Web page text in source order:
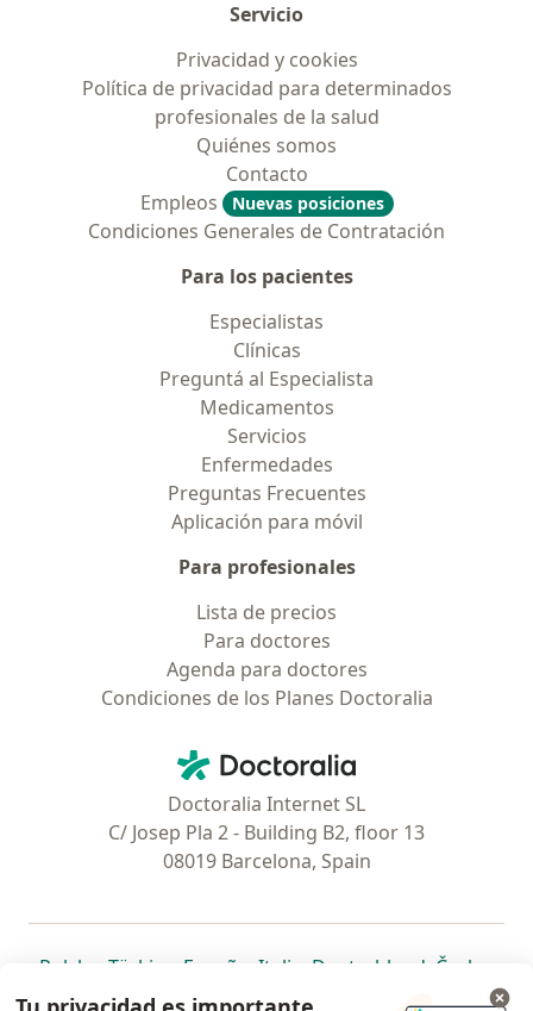
Servicio
Privacidad y cookies
Política de privacidad para determinados
profesionales de la salud
Quiénes somos
Contacto
Empleos
Nuevas posiciones
Condiciones Generales de Contratación
Para los pacientes
Especialistas
Clínicas
Preguntá al Especialista
Medicamentos
Servicios
Enfermedades
Preguntas Frecuentes
Aplicación para móvil
Para profesionales
Lista de precios
Para doctores
Agenda para doctores
Condiciones de los Planes Doctoralia
Doctoralia - Página de inicio
Doctoralia Internet SL
C/ Josep Pla 2 - Building B2, floor 13
08019 Barcelona, Spain
Polska se abre en una nueva pestaña
Türkiye se abre en una nueva pestaña
España se abre en una nueva pestaña
Italia se abre en una nueva
Deutschlandse abre en
Česko
Portugal
se abre en una nueva pestaña
México se abre en una nueva pestaña
Chile se abre en una nueva pestaña
Brasil se abre en una nueva
se abre en
se